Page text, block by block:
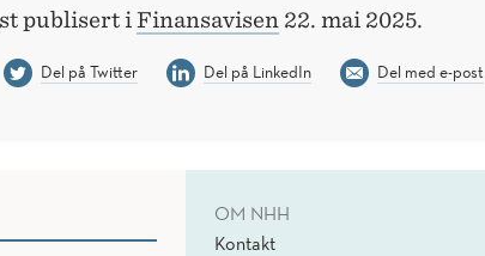
publisert i Finansavisen 22. mai 2025.
Del på Twitter Del på LinkedIn Del med e-post
OM NHH
Kontakt